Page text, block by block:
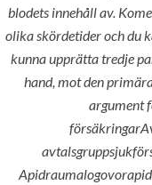
HOME
blodets innehåll av.
olika skördetider och du
kunna upprätta tredje
hand, mot den
argument